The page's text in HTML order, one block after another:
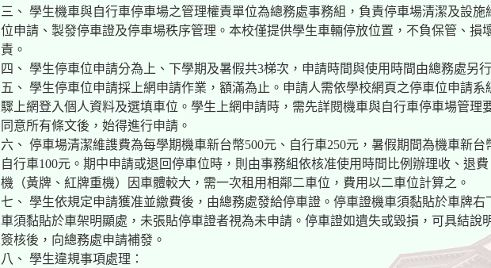
三、 學生機車與自行車停車場之管理權責單位為總務處事務組，負責停車場清潔及設施
位申請、製發停車證及停車場秩序管理。本校僅提供學生車輛停放位置，不負保管、損
責。
四、 學生停車位申請分為上、下學期及暑假共3梯次，申請時間與使用時間由總務處另
五、 學生停車位申請採上網申請作業，額滿為止。申請人需依學校網頁之停車位申請系
驟上網登入個人資料及選填車位。學生上網申請時，需先詳閱機車與自行車停車場管理
同意所有條文後，始得進行申請。
六、 停車場清潔維謢費為每學期機車新台幣500元、自行車250元，暑假期間為機車新台
自行車100元。期中申請或退回停車位時，則由事務組依核准使用時間比例辦理收、退
機（黃牌、紅牌重機）因車體較大，需一次租用相鄰二車位，費用以二車位計算之。
七、 學生依規定申請獲准並繳費後，由總務處發給停車證。停車證機車須黏貼於車牌右
車須黏貼於車架明顯處，未張貼停車證者視為未申請。停車證如遺失或毀損，可具結說
簽核後，向總務處申請補發。
八、 學生違規事項處理：